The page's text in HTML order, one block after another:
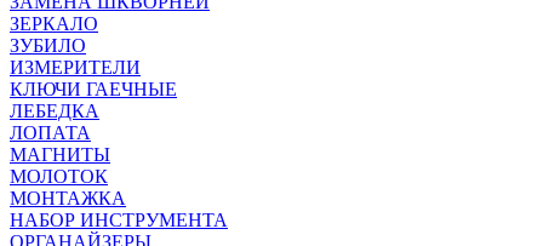
ЗЕРКАЛО
ЗУБИЛО
ИЗМЕРИТЕЛИ
КЛЮЧИ ГАЕЧНЫЕ
ЛЕБЕДКА
ЛОПАТА
МАГНИТЫ
МОЛОТОК
МОНТАЖКА
НАБОР ИНСТРУМЕНТА
ОРГАНАЙЗЕРЫ